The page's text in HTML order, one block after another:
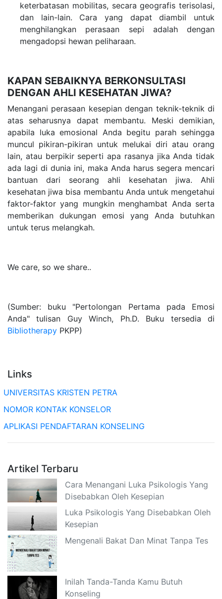
keterbatasan mobilitas, secara geografis terisolasi,
dan lain-lain. Cara yang dapat diambil untuk
menghilangkan perasaan sepi adalah dengan
mengadopsi hewan peliharaan.
KAPAN SEBAIKNYA BERKONSULTASI
DENGAN AHLI KESEHATAN JIWA?
Menangani perasaan kesepian dengan teknik-teknik di
atas seharusnya dapat membantu. Meski demikian,
apabila luka emosional Anda begitu parah sehingga
muncul pikiran-pikiran untuk melukai diri atau orang
lain, atau berpikir seperti apa rasanya jika Anda tidak
ada lagi di dunia ini, maka Anda harus segera mencari
bantuan dari seorang ahli kesehatan jiwa. Ahli
kesehatan jiwa bisa membantu Anda untuk mengetahui
faktor-faktor yang mungkin menghambat Anda serta
memberikan dukungan emosi yang Anda butuhkan
untuk terus melangkah.
We care, so we share..
(Sumber: buku "Pertolongan Pertama pada Emosi
Anda" tulisan Guy Winch, Ph.D. Buku tersedia di
Bibliotherapy PKPP)
Links
UNIVERSITAS KRISTEN PETRA
NOMOR KONTAK KONSELOR
APLIKASI PENDAFTARAN KONSELING
Artikel Terbaru
Cara Menangani Luka Psikologis Yang
Disebabkan Oleh Kesepian
Luka Psikologis Yang Disebabkan Oleh
Kesepian
Mengenali Bakat Dan Minat Tanpa Tes
Inilah Tanda-Tanda Kamu Butuh
Konseling